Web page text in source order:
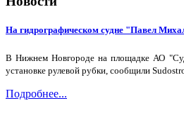
На гидрографическом судне "Павел
В Нижнем Новгороде на площадке АО
установке рулевой рубки, сообщили
Подробнее...